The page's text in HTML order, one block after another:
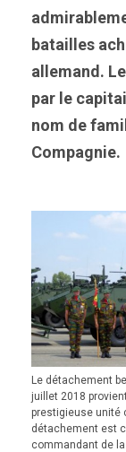
batailles
allemand.
par le
nom de
Compagnie.
Le détachement
juillet 2018
prestigieuse unité
détachement est
commandant de